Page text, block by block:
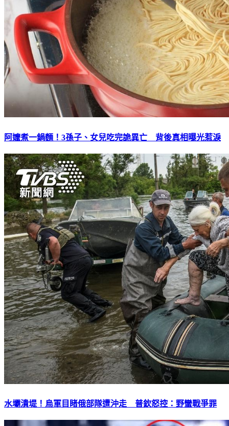
阿嬤煮一鍋麵！3孫子、女兒吃完詭異亡 背後真相曝光惹淚
水壩潰堤！烏軍目睹俄部隊遭沖走 普欽怒控：野蠻戰爭罪